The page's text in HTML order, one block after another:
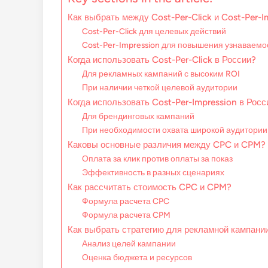
Как выбрать между Cost-Per-Click и Cost-Per-
Cost-Per-Click для целевых действий
Cost-Per-Impression для повышения
Когда использовать Cost-Per-Click в России?
Для рекламных кампаний с высоким ROI
При наличии четкой целевой аудитории
Когда использовать Cost-Per-Impression в
Для брендинговых кампаний
При необходимости охвата широкой аудитории
Каковы основные различия между CPC и CPM?
Оплата за клик против оплаты за показ
Эффективность в разных сценариях
Как рассчитать стоимость CPC и CPM?
Формула расчета CPC
Формула расчета CPM
Как выбрать стратегию для рекламной
Анализ целей кампании
Оценка бюджета и ресурсов